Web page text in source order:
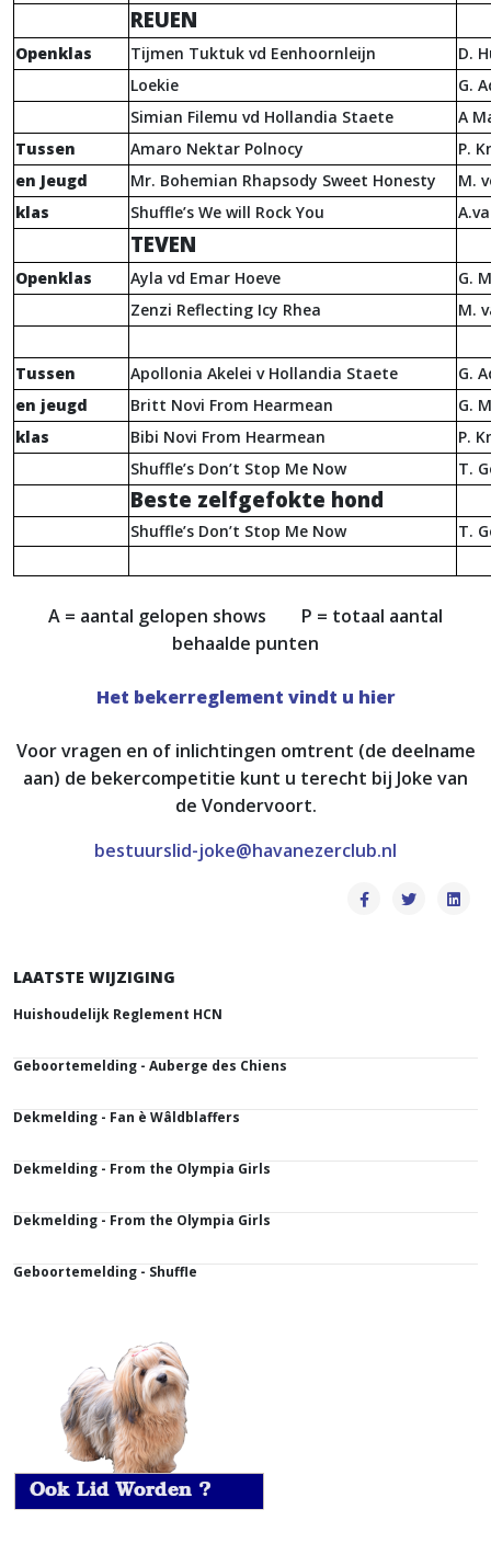
REUEN
Openklas Tijmen Tuktuk vd Eenhoornleijn
D.
Loekie
G.
Simian Filemu vd Hollandia Staete
A
Tussen
Amaro Nektar Polnocy
P.
en Jeugd
Mr. Bohemian Rhapsody Sweet Honesty
M.
klas
Shuffle’s We will Rock You
TEVEN
Openklas Ayla vd Emar Hoeve
G.
Zenzi Reflecting Icy Rhea
M.
Tussen Apollonia Akelei v Hollandia Staete
G.
en jeugd
Britt Novi From Hearmean
G.
klas
Bibi Novi From Hearmean
P.
Shuffle’s Don’t Stop Me Now
T.
Beste zelfgefokte hond
Shuffle’s Don’t Stop Me Now T.
A = aantal gelopen shows P = totaal aantal
behaalde punten
Het bekerreglement vindt u hier
Voor vragen en of inlichtingen omtrent (de deelname
aan) de bekercompetitie kunt u terecht bij Joke van
de Vondervoort.
bestuurslid-joke@havanezerclub.nl
LAATSTE WIJZIGING
Huishoudelijk Reglement HCN
Geboortemelding - Auberge des Chiens
Dekmelding - Fan è Wâldblaffers
Dekmelding - From the Olympia Girls
Dekmelding - From the Olympia Girls
Geboortemelding - Shuffle